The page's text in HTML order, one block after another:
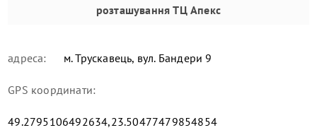
розташування ТЦ Апекс
адреса: м. Трускавець, вул. Бандери 9
GPS координати:
49.2795106492634,23.50477479854854